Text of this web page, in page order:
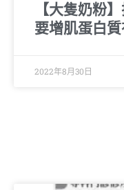
【大隻奶粉
要增肌蛋白
2022年8月30日